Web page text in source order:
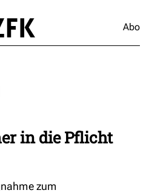
Abo
in die Pflicht
zum